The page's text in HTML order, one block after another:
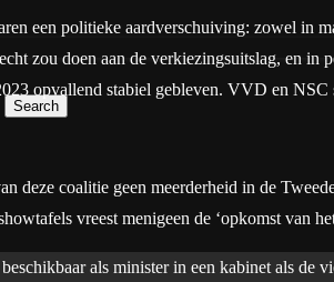
Search
een politieke aardverschuiving: zowel in
zou doen aan de verkiezingsuitslag, en
opvallend stabiel gebleven. VVD en
deze coalitie geen meerderheid in de
vreest menigeen de ‘opkomst van
als minister in een kabinet als de